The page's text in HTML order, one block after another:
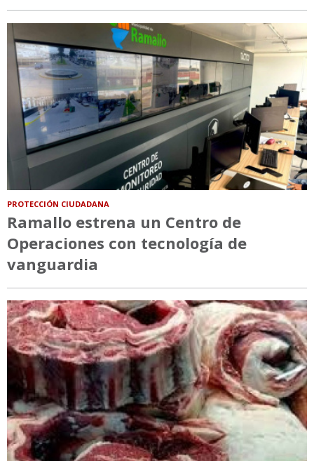
PROTECCIÓN CIUDADANA
Ramallo estrena un Centro de
Operaciones con tecnología de
vanguardia